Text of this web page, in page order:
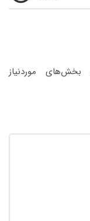
بخش‌های موردنیاز